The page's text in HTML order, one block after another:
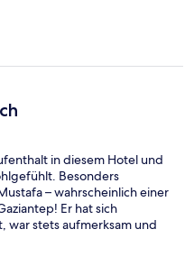
in diesem Hotel und
Besonders
– wahrscheinlich einer
Er hat sich
war stets aufmerksam und
wirklich besonders
sauber und